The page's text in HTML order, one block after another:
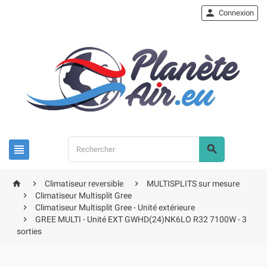
 
 Connexion
  Climatiseur reversible 
MULTISPLITS sur mesure

Climatiseur Multisplit Gree

Climatiseur Multisplit Gree - Unité extérieure

GREE MULTI - Unité EXT GWHD(24)NK6LO R32 7100W - 3
sorties